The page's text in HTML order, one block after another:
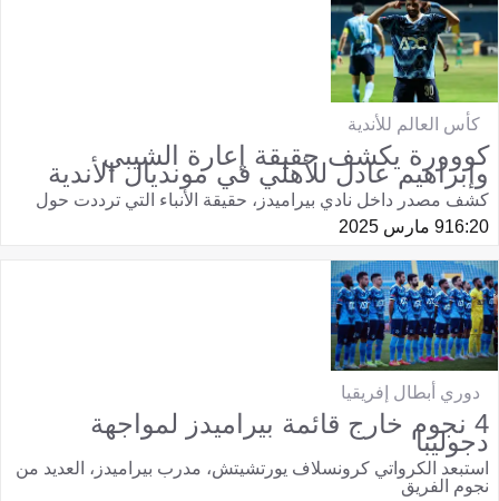
كأس العالم للأندية
كووورة يكشف حقيقة إعارة الشيبي
وإبراهيم عادل للأهلي في مونديال الأندية
كشف مصدر داخل نادي بيراميدز، حقيقة الأنباء التي ترددت حول
16:209 مارس 2025
دوري أبطال إفريقيا
4 نجوم خارج قائمة بيراميدز لمواجهة
دجوليبا
استبعد الكرواتي كرونسلاف يورتشيتش، مدرب بيراميدز، العديد من
نجوم الفريق